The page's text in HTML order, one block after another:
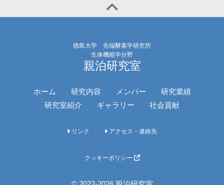
徳島大学 先端酵素学研究所
生体機能学分野
親泊研究室
ホーム 研究内容 メンバー
研究業績
研究室紹介
ギャラリー 社会貢献
リンク アクセス・連絡先
クッキーポリシー